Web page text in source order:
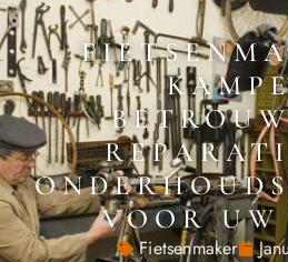
VOOR
Fietsenmaker